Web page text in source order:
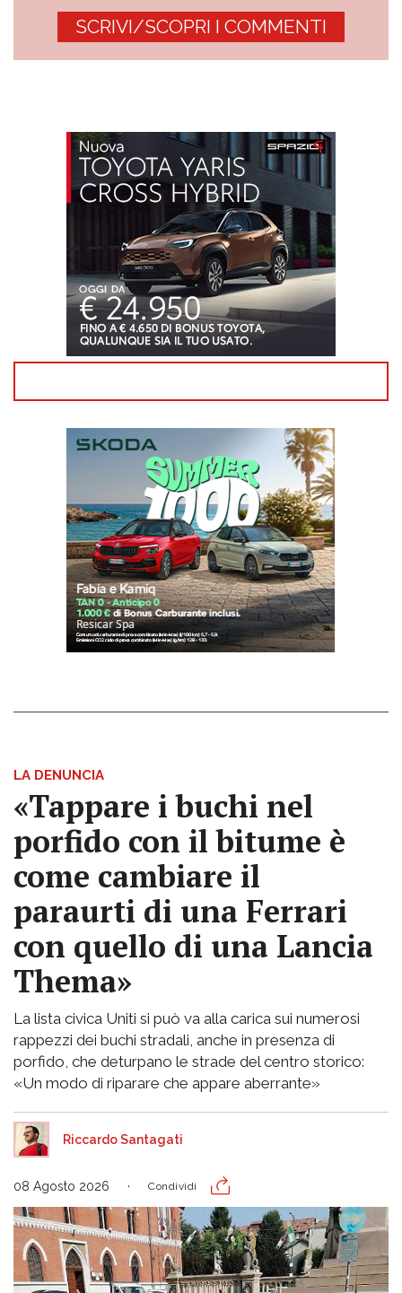
SCRIVI/SCOPRI I COMMENTI
LA DENUNCIA
«Tappare i buchi nel
porfido con il bitume è
come cambiare il
paraurti di una Ferrari
con quello di una Lancia
Thema»
La lista civica Uniti si può va alla carica sui numerosi
rappezzi dei buchi stradali, anche in presenza di
porfido, che deturpano le strade del centro storico:
«Un modo di riparare che appare aberrante»
Riccardo Santagati
08 Agosto 2026 Condividi